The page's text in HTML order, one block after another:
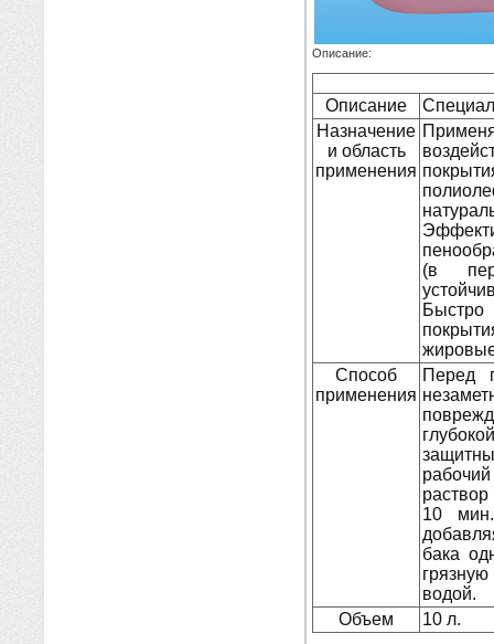
Описание:
Описание
Назначение
и область
применения
(в
Быстро
Способ
применения
Перед
10
бака
водой.
Объем
10 л.